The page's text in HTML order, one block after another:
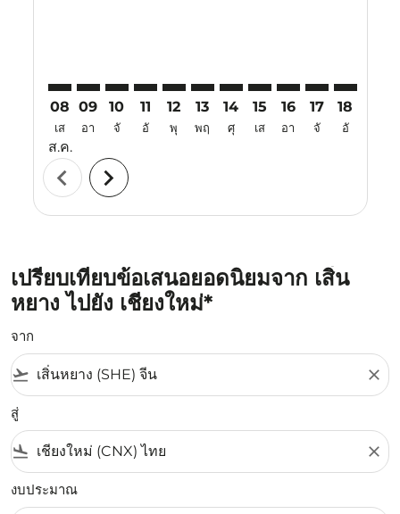
08
เส
ส.ค.
09
อา
10
จั
11
อั
12
พุ
13
พฤ
14
ศุ
15
เส
16
อา
17
จั
18
อั
chevron_left chevron_right
เปรียบเทียบข้อเสนอยอดนิยมจาก เสิ่น
หยาง ไปยัง เชียงใหม่*
จาก
flight_takeoff close
สู่
flight_land close
งบประมาณ